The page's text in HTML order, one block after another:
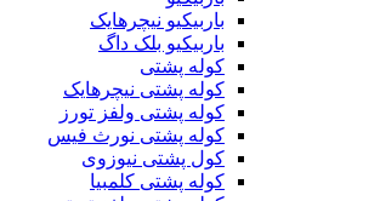
باربیکیو نیچرهایک
باربیکیو بلک داگ
کوله پشتی
کوله پشتی نیچرهایک
کوله پشتی ولفز تورز
کوله پشتی نورث فیس
کول پشتی نیوزوی
کوله پشتی کلمبیا